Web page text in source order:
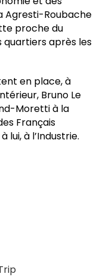
Agresti-Roubache
proche du
quartiers après les
en place, à
Bruno Le
Moretti à la
Français
lui, à l’Industrie.